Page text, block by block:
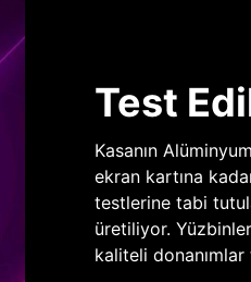
Test
Kasanın
ekran kartına
testlerine tabi
üretiliyor.
kaliteli